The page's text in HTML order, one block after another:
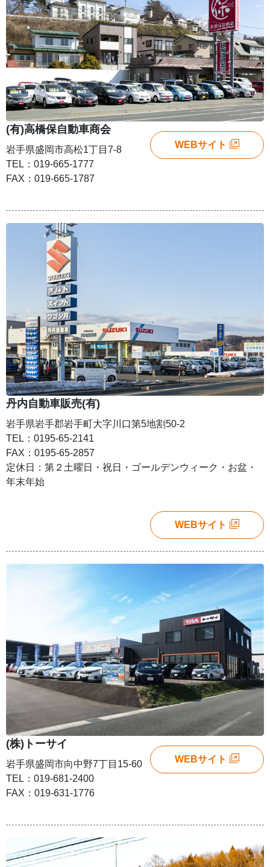
(有)高橋保自動車商会
岩手県盛岡市高松1丁目7-8
TEL：019-665-1777
FAX：019-665-1787
WEBサイト
丹内自動車販売(有)
岩手県岩手郡岩手町大字川口第5地割50-2
TEL：0195-65-2141
FAX：0195-65-2857
定休日：第２土曜日・祝日・ゴールデンウィーク・お盆・
年末年始
WEBサイト
(株)トーサイ
岩手県盛岡市向中野7丁目15-60
TEL：019-681-2400
FAX：019-631-1776
WEBサイト